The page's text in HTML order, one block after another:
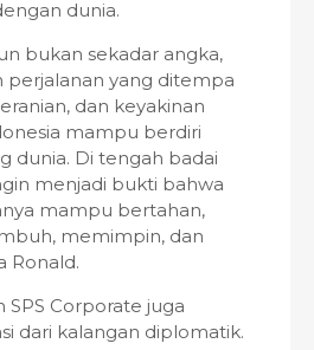
dunia.
bukan sekadar angka,
perjalanan yang ditempa
dan keyakinan
mampu berdiri
dunia. Di tengah badai
menjadi bukti bahwa
mampu bertahan,
memimpin, dan
Ronald.
SPS Corporate juga
dari kalangan diplomatik.